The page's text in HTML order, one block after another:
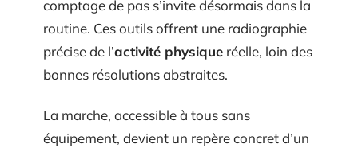
comptage de pas s’invite désormais dans la
routine. Ces outils offrent une radiographie
précise de l’activité physique réelle, loin des
bonnes résolutions abstraites.
La marche, accessible à tous sans
équipement, devient un repère concret d’un